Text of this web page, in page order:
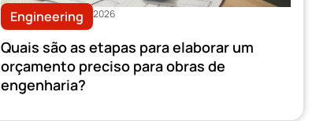
Engineering 2026
Quais são as etapas para elaborar um
orçamento preciso para obras de
engenharia?